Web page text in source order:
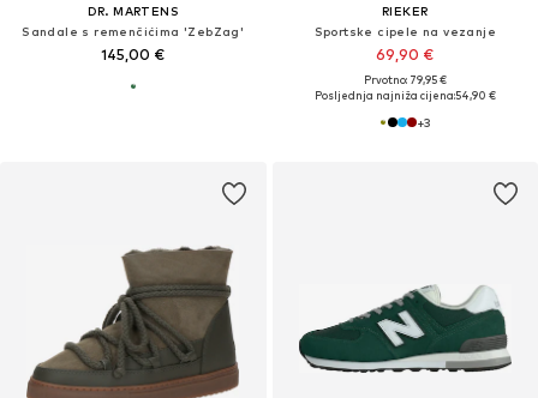
DR. MARTENS
Sandale s remenčićima 'ZebZag'
145,00 €
RIEKER
Sportske cipele na vezanje
69,90 €
Prvotno: 79,95 €
Posljednja najniža cijena:54,90 €
+3